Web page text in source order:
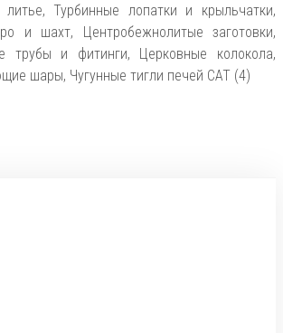
литье, Турбинные лопатки и крыльчатки,
и шахт, Центробежнолитые заготовки,
трубы и фитинги, Церковные колокола,
шары, Чугунные тигли печей CAT (4)